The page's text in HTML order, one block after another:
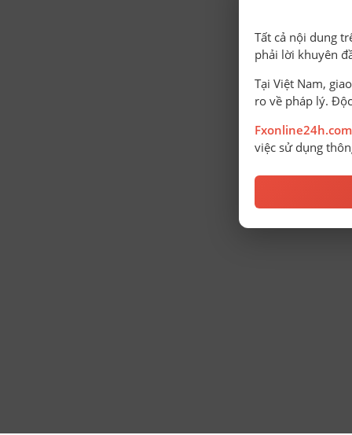
Tất cả nội dung
phải lời khuyên
Tại Việt Nam,
ro về pháp lý.
Fxonline24h.com
việc sử dụng